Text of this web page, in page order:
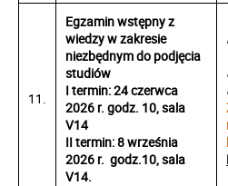
11.
Egzamin wstępny z
wiedzy w zakresie
niezbędnym do podjęcia
studiów
I termin: 24 czerwca
2026 r. godz. 10, sala
V14
II termin: 8 września
2026 r. godz.10, sala
V14.